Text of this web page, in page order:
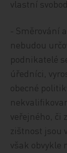
vlastní
- Směrování
nebudou
podnikatelé
úředníci,
obecné
veřejného, či
zištnost jsou
však obvykle